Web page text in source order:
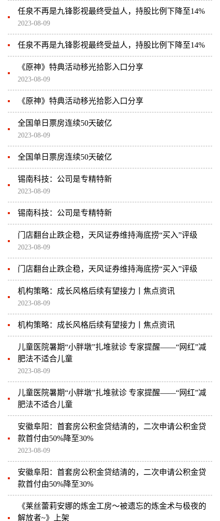
任泉不再是九锋影视最终受益人，持股比例下降至14%
2023-08-09
任泉不再是九锋影视最终受益人，持股比例下降至14%
《原神》特典活动移光拾影入口分享
2023-08-09
《原神》特典活动移光拾影入口分享
全国单日票房连续50天破亿
2023-08-09
全国单日票房连续50天破亿
锡南科技：公司是专精特新
2023-08-09
锡南科技：公司是专精特新
门店翻台止跌企稳，天风证券维持海底捞“买入”评级
2023-08-09
门店翻台止跌企稳，天风证券维持海底捞“买入”评级
机构策略：成长风格后续有望接力丨焦点资讯
2023-08-09
机构策略：成长风格后续有望接力丨焦点资讯
儿童医院暑期“小胖墩”扎堆就诊 专家提醒——“网红”减
肥法不适合儿童
2023-08-09
儿童医院暑期“小胖墩”扎堆就诊 专家提醒——“网红”减
肥法不适合儿童
安徽阜阳：首套房公积金贷结清的，二次申请公积金贷
款首付由50%降至30%
2023-08-09
安徽阜阳：首套房公积金贷结清的，二次申请公积金贷
款首付由50%降至30%
《莱丝蕾莉安娜的炼金工房～被遗忘的炼金术与极夜的
解放者~》上架